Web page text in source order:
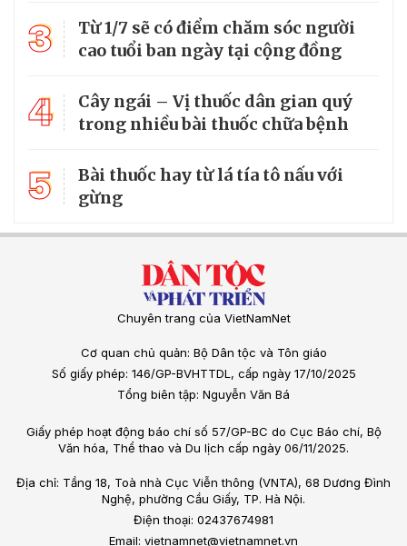
3
Từ 1/7 sẽ có điểm chăm sóc người
cao tuổi ban ngày tại cộng đồng
4
Cây ngái – Vị thuốc dân gian quý
trong nhiều bài thuốc chữa bệnh
5
Bài thuốc hay từ lá tía tô nấu với
gừng
Chuyên trang của VietNamNet
Cơ quan chủ quản: Bộ Dân tộc và Tôn giáo
Số giấy phép: 146/GP-BVHTTDL, cấp ngày 17/10/2025
Tổng biên tập: Nguyễn Văn Bá
Giấy phép hoạt động báo chí số 57/GP-BC do Cục Báo chí, Bộ
Văn hóa, Thể thao và Du lịch cấp ngày 06/11/2025.
Địa chỉ: Tầng 18, Toà nhà Cục Viễn thông (VNTA), 68 Dương Đình
Nghệ, phường Cầu Giấy, TP. Hà Nội.
Điện thoại: 02437674981
Email: vietnamnet@vietnamnet.vn